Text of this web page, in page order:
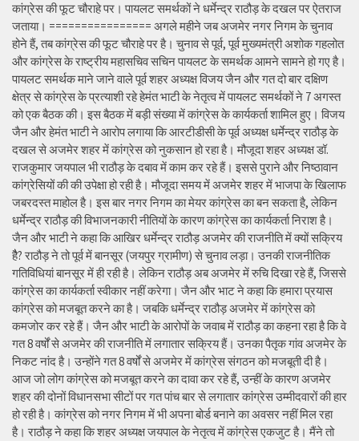
कांग्रेस की फूट चौराहे पर। पायलट समर्थकों ने धर्मेन्द्र राठौड़ के दखल पर ऐतराज
जताया। ================ अगले महीने जब अजमेर नगर निगम के चुनाव
होने हैं, तब कांग्रेस की फूट चौराहे पर है। चुनाव से पूर्व, पूर्व मुख्यमंत्री अशोक गहलोत
और कांग्रेस के राष्ट्रीय महासचिव सचिन पायलट के समर्थक आमने सामने हो गए है।
पायलट समर्थक माने जाने वाले पूर्व शहर अध्यक्ष विजय जैन और गत दो बार दक्षिण
क्षेत्र से कांग्रेस के प्रत्याशी रहे हेमंत भाटी के नेतृत्व में पायलट समर्थकों ने 7 अगस्त
को एक बैठक की। इस बैठक में बड़ी संख्या में कांग्रेस के कार्यकर्ता शामिल हुए। विजय
जैन और हेमंत भाटी ने आरोप लगाया कि आरटीडीसी के पूर्व अध्यक्ष धर्मेन्द्र राठौड़ के
दखल से अजमेर शहर में कांग्रेस को नुकसान हो रहा है। मौजूदा शहर अध्यक्ष डॉ.
राजकुमार जयपाल भी राठौड़ के दबाव में काम कर रहे हैं। इससे पुराने और निष्ठावान
कांग्रेसियों की की उपेक्षा हो रही है। मौजूदा समय में अजमेर शहर में भाजपा के खिलाफ
जबरदस्त माहोल है। इस बार नगर निगम का मेयर कांग्रेस का बन सकता है, लेकिन
धर्मेन्द्र राठौड़ की विभाजनकारी नीतियों के कारण कांग्रेस का कार्यकर्ता निराश है।
जैन और भाटी ने कहा कि आखिर धर्मेन्द्र राठौड़ अजमेर की राजनीति में क्यों सक्रिय
हैै? राठौड़ ने तो पूर्व में बानसूर (जयपुर ग्रामीण) से चुनाव लड़ा। उनकी राजनीतिक
गतिविधियां बानसूर में ही रही है। लेकिन राठौड़ अब अजमेर में रुचि दिखा रहे हैं, जिससे
कांग्रेस का कार्यकर्ता स्वीकार नहीं करेगा। जैन और भाट ने कहा कि हमारा प्रयास
कांग्रेस को मजबूत करने का है। जबकि धर्मेन्द्र राठौड़ अजमेर में कांग्रेस को
कमजोर कर रहे हैं। जैन और भाटी के आरोपों के जवाब में राठौड़ का कहना रहा है कि वे
गत 8 वर्षों से अजमेर की राजनीति में लगातार सक्रिय हैं। उनका पैतृक गांव अजमेर के
निकट नांद है। उन्होंने गत 8 वर्षों से अजमेर में कांग्रेस संगठन को मजबूती दी है।
आज जो लोग कांग्रेस को मजबूत करने का दावा कर रहे हैं, उन्हीं के कारण अजमेर
शहर की दोनों विधानसभा सीटों पर गत पांच बार से लगातार कांग्रेस उम्मीदवारों की हार
हो रही है। कांग्रेस को नगर निगम में भी अपना बोर्ड बनाने का अवसर नहीं मिल रहा
है। राठौड़ ने कहा कि शहर अध्यक्ष जयपाल के नेतृत्व में कांग्रेस एकजुट है। मैंने तो